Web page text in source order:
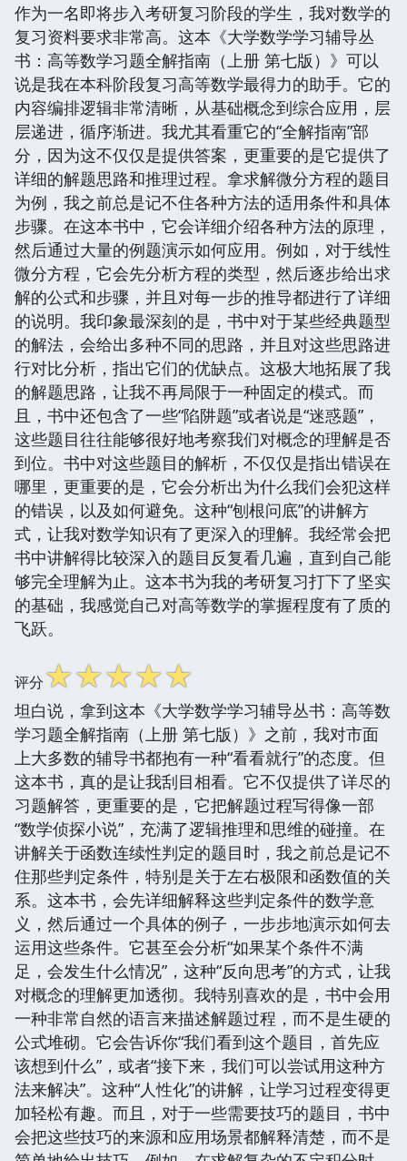
作为一名即将步入考研复习阶段的学生，我对数学的
复习资料要求非常高。这本《大学数学学习辅导丛
书：高等数学习题全解指南（上册 第七版）》可以
说是我在本科阶段复习高等数学最得力的助手。它的
内容编排逻辑非常清晰，从基础概念到综合应用，层
层递进，循序渐进。我尤其看重它的“全解指南”部
分，因为这不仅仅是提供答案，更重要的是它提供了
详细的解题思路和推理过程。拿求解微分方程的题目
为例，我之前总是记不住各种方法的适用条件和具体
步骤。在这本书中，它会详细介绍各种方法的原理，
然后通过大量的例题演示如何应用。例如，对于线性
微分方程，它会先分析方程的类型，然后逐步给出求
解的公式和步骤，并且对每一步的推导都进行了详细
的说明。我印象最深刻的是，书中对于某些经典题型
的解法，会给出多种不同的思路，并且对这些思路进
行对比分析，指出它们的优缺点。这极大地拓展了我
的解题思路，让我不再局限于一种固定的模式。而
且，书中还包含了一些“陷阱题”或者说是“迷惑题”，
这些题目往往能够很好地考察我们对概念的理解是否
到位。书中对这些题目的解析，不仅仅是指出错误在
哪里，更重要的是，它会分析出为什么我们会犯这样
的错误，以及如何避免。这种“刨根问底”的讲解方
式，让我对数学知识有了更深入的理解。我经常会把
书中讲解得比较深入的题目反复看几遍，直到自己能
够完全理解为止。这本书为我的考研复习打下了坚实
的基础，我感觉自己对高等数学的掌握程度有了质的
飞跃。
评分☆☆☆☆☆
坦白说，拿到这本《大学数学学习辅导丛书：高等数
学习题全解指南（上册 第七版）》之前，我对市面
上大多数的辅导书都抱有一种“看看就行”的态度。但
这本书，真的是让我刮目相看。它不仅提供了详尽的
习题解答，更重要的是，它把解题过程写得像一部
“数学侦探小说”，充满了逻辑推理和思维的碰撞。在
讲解关于函数连续性判定的题目时，我之前总是记不
住那些判定条件，特别是关于左右极限和函数值的关
系。这本书，会先详细解释这些判定条件的数学意
义，然后通过一个具体的例子，一步步地演示如何去
运用这些条件。它甚至会分析“如果某个条件不满
足，会发生什么情况”，这种“反向思考”的方式，让我
对概念的理解更加透彻。我特别喜欢的是，书中会用
一种非常自然的语言来描述解题过程，而不是生硬的
公式堆砌。它会告诉你“我们看到这个题目，首先应
该想到什么”，或者“接下来，我们可以尝试用这种方
法来解决”。这种“人性化”的讲解，让学习过程变得更
加轻松有趣。而且，对于一些需要技巧的题目，书中
会把这些技巧的来源和应用场景都解释清楚，而不是